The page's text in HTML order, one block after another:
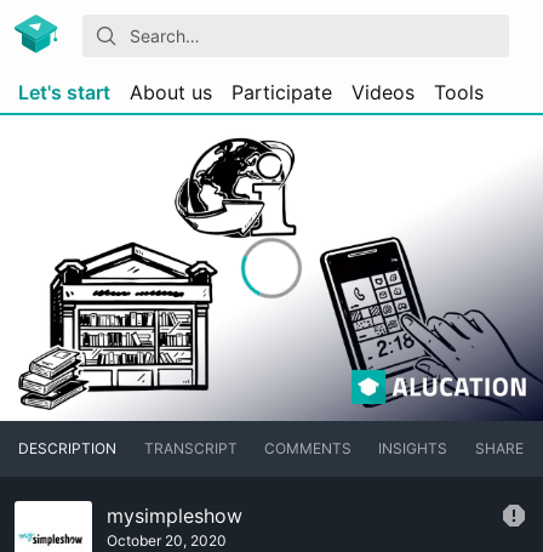
Let's start About us Participate Videos Tools
DESCRIPTION TRANSCRIPT COMMENTS INSIGHTS SHARE
mysimpleshow
October 20, 2020